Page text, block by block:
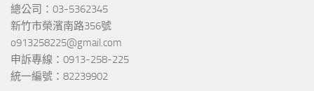
總公司：03-5362345
新竹市榮濱南路356號
o913258225@gmail.com
申訴專線：0913-258-225
統一編號：82239902